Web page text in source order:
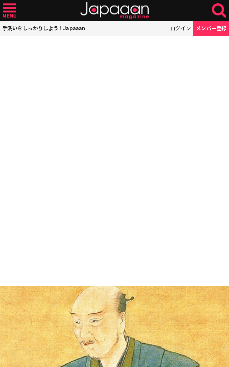
手洗いをしっかりしよう！Japaaan ログイン メンバー登録